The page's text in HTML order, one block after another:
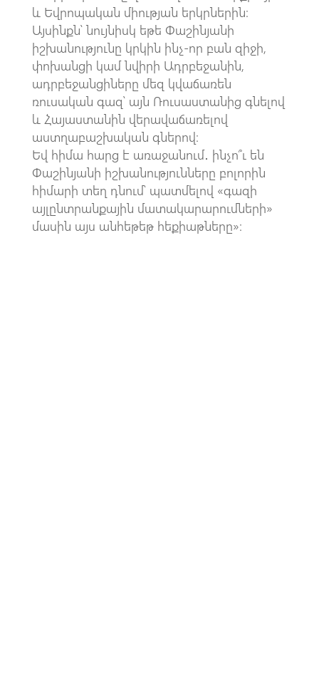
և Եվրոպական միության երկրներին։
Այսինքն՝ նույնիսկ եթե Փաշինյանի
իշխանությունը կրկին ինչ-որ բան զիջի,
փոխանցի կամ նվիրի Ադրբեջանին,
ադրբեջանցիները մեզ կվաճառեն
ռուսական գազ՝ այն Ռուսաստանից գնելով
և Հայաստանին վերավաճառելով
աստղաբաշխական գներով։
Եվ հիմա հարց է առաջանում․ ինչո՞ւ են
Փաշինյանի իշխանությունները բոլորին
հիմարի տեղ դնում՝ պատմելով «գազի
այլընտրանքային մատակարարումների»
մասին այս անհեթեթ հեքիաթները»։